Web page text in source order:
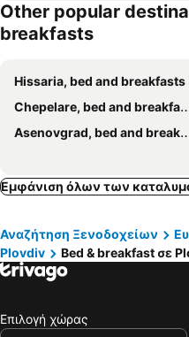
Other popular
breakfasts
Hissaria, bed and breakfasts
Chepelare, bed and breakfasts
Asenovgrad, bed and breakfasts
Εμφάνιση όλων των
Αναζήτηση Ξενοδοχείων
Plovdiv
Bed & breakfast σε
Επιλογή χώρας